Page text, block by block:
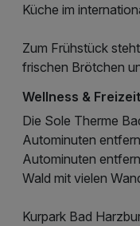
Küche im
Zum Frühstück
frischen Brötchen
Wellness & Freizeit
Die Sole Therme
Autominuten
Autominuten
Wald mit vielen
Kurpark Bad